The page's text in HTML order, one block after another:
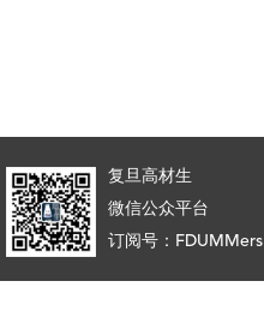
复旦高材生
微信公众平台
订阅号：FDUMMers